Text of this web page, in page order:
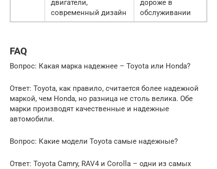
двигатели,
современный дизайн
дороже в
обслуживании
FAQ
Вопрос: Какая марка надежнее – Toyota или Honda?
Ответ: Toyota, как правило, считается более надежной
маркой, чем Honda, но разница не столь велика. Обе
марки производят качественные и надежные
автомобили.
Вопрос: Какие модели Toyota самые надежные?
Ответ: Toyota Camry, RAV4 и Corolla – одни из самых